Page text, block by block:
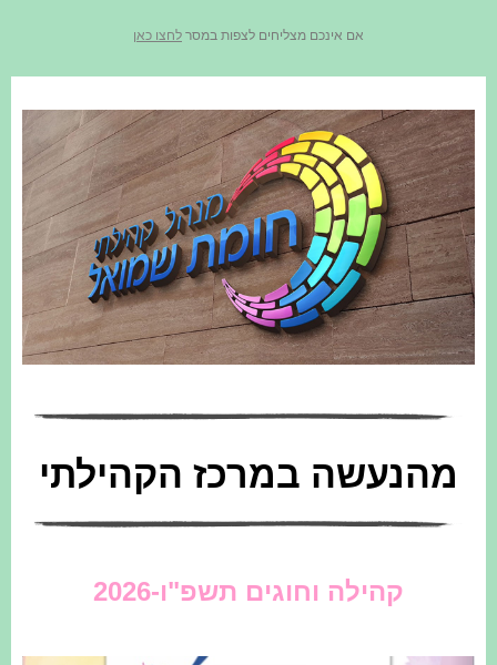
אם אינכם מצליחים לצפות במסר לחצו כאן
מהנעשה במרכז הקהילתי
קהילה וחוגים תשפ"ו-2026